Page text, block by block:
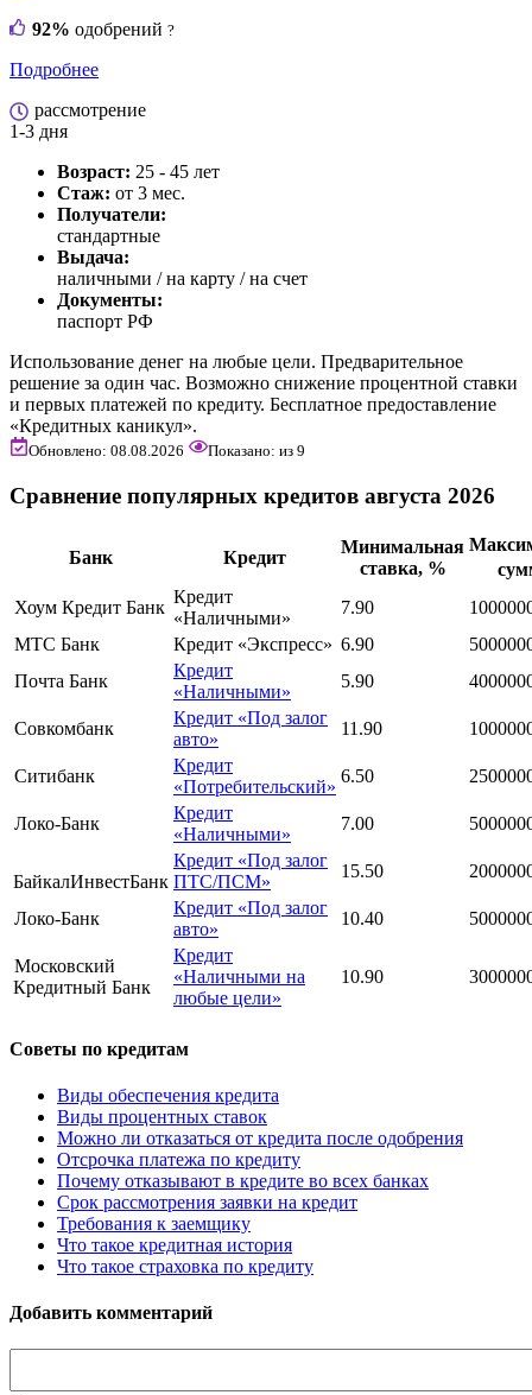
92% одобрений ?
Подробнее
рассмотрение
1-3 дня
Возраст: 25 - 45 лет
Стаж: от 3 мес.
Получатели:
стандартные
Выдача:
наличными / на карту / на счет
Документы:
паспорт РФ
Использование денег на любые цели. Предварительное
решение за один час. Возможно снижение процентной ставки
и первых платежей по кредиту. Бесплатное предоставление
«Кредитных каникул».
Обновлено: 08.08.2026 Показано: из 9
Сравнение популярных кредитов августа 2026
Банк Кредит
Минимальная
ставка, %
Хоум Кредит Банк
Кредит
«Наличными»
7.90
МТС Банк
Кредит «Экспресс» 6.90
Почта Банк
Кредит
«Наличными»
5.90
Совкомбанк
Кредит «Под залог
авто»
11.90
Ситибанк
Кредит
«Потребительский»
6.50
Локо-Банк
Кредит
«Наличными»
7.00
БайкалИнвестБанк
Кредит «Под залог
ПТС/ПСМ»
15.50
Локо-Банк
Кредит «Под залог
авто»
10.40
Московский
Кредитный Банк
Кредит
«Наличными на
любые цели»
10.90
Советы по кредитам
Виды обеспечения кредита
Виды процентных ставок
Можно ли отказаться от кредита после одобрения
Отсрочка платежа по кредиту
Почему отказывают в кредите во всех банках
Срок рассмотрения заявки на кредит
Требования к заемщику
Что такое кредитная история
Что такое страховка по кредиту
Добавить комментарий